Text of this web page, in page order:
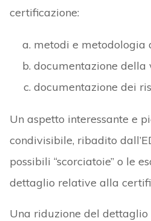
certificazione:
metodi e metodologia
documentazione della
documentazione dei
Un aspetto interessante e
condivisibile, ribadito
possibili “scorciatoie” o le
dettaglio relative alla
Una riduzione del